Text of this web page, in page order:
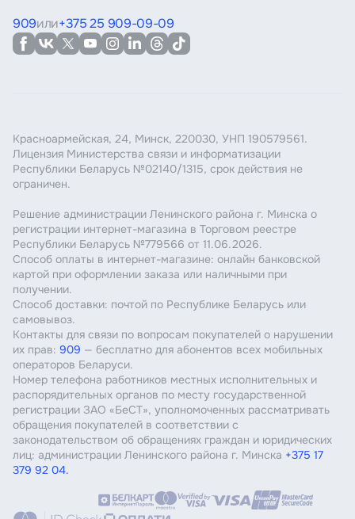
909или+375 25 909-09-09
Красноармейская, 24, Минск, 220030, УНП 190579561.
Лицензия Министерства связи и информатизации
Республики Беларусь №02140/1315, срок действия не
ограничен.
Решение администрации Ленинского района г. Минска о
регистрации интернет-магазина в Торговом реестре
Республики Беларусь №779566 от 11.06.2026.
Способ оплаты в интернет-магазине: онлайн банковской
картой при оформлении заказа или наличными при
получении.
Способ доставки: почтой по Республике Беларусь или
самовывоз.
Контакты для связи по вопросам покупателей о нарушении
их прав: 909 — бесплатно для абонентов всех мобильных
операторов Беларуси.
Номер телефона работников местных исполнительных и
распорядительных органов по месту государственной
регистрации ЗАО «БеСТ», уполномоченных рассматривать
обращения покупателей в соответствии с
законодательством об обращениях граждан и юридических
лиц: администрации Ленинского района г. Минска +375 17
379 92 04.